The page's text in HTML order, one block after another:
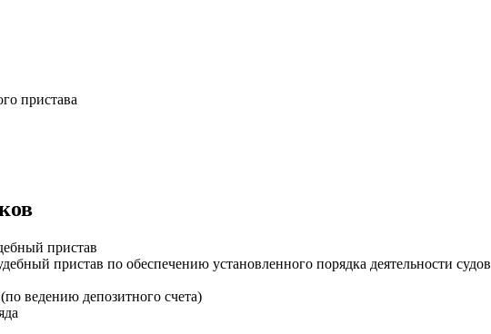
пристава
пристав
пристав по обеспечению установленного порядка деятельности судов
ведению депозитного счета)